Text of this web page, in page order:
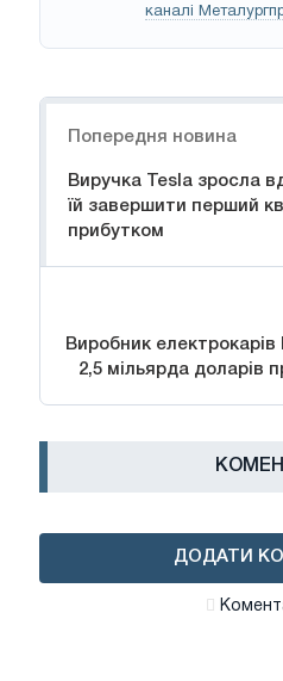
каналі
Попередня новина
Виручка Tesla зросла
їй завершити перший
прибутком
Виробник
2,5 мільярда доларів
ДОДАТИ